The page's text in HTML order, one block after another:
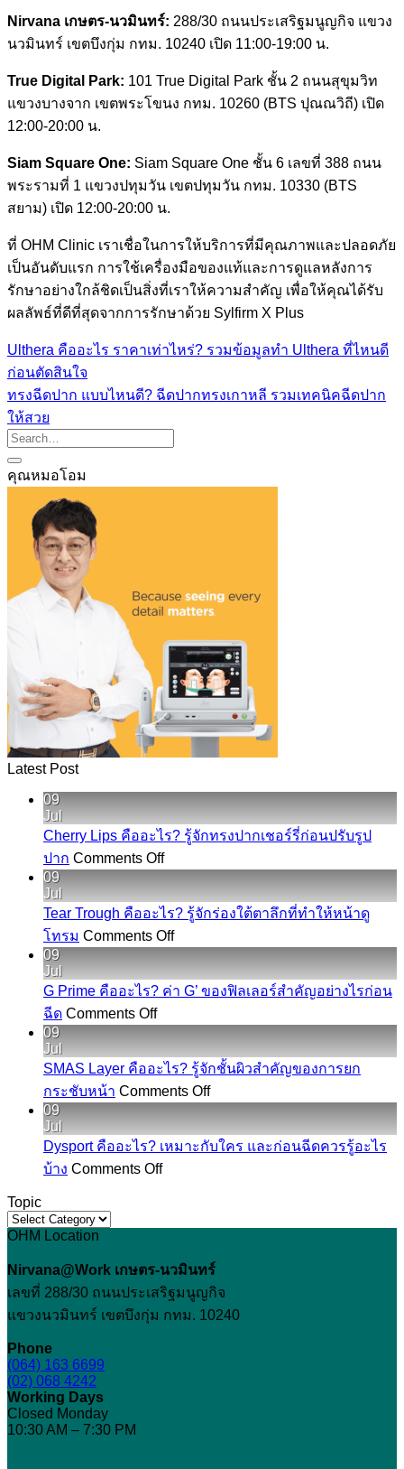
Nirvana เกษตร-นวมินทร์: 288/30 ถนนประเสริฐมนูญกิจ แขวง
นวมินทร์ เขตบึงกุ่ม กทม. 10240 เปิด 11:00-19:00 น.
True Digital Park: 101 True Digital Park ชั้น 2 ถนนสุขุมวิท
แขวงบางจาก เขตพระโขนง กทม. 10260 (BTS ปุณณวิถี) เปิด
12:00-20:00 น.
Siam Square One: Siam Square One ชั้น 6 เลขที่ 388 ถนน
พระรามที่ 1 แขวงปทุมวัน เขตปทุมวัน กทม. 10330 (BTS
สยาม) เปิด 12:00-20:00 น.
ที่ OHM Clinic เราเชื่อในการให้บริการที่มีคุณภาพและปลอดภัย
เป็นอันดับแรก การใช้เครื่องมือของแท้และการดูแลหลังการ
รักษาอย่างใกล้ชิดเป็นสิ่งที่เราให้ความสำคัญ เพื่อให้คุณได้รับ
ผลลัพธ์ที่ดีที่สุดจากการรักษาด้วย Sylfirm X Plus
Ulthera คืออะไร ราคาเท่าไหร่? รวมข้อมูลทำ Ulthera ที่ไหนดี
ก่อนตัดสินใจ
ทรงฉีดปาก แบบไหนดี? ฉีดปากทรงเกาหลี รวมเทคนิคฉีดปาก
ให้สวย
คุณหมอโอม
Latest Post
09
Jul
Cherry Lips คืออะไร? รู้จักทรงปากเชอร์รี่ก่อนปรับรูป
ปาก Comments Offon
Cherry
คือ
อะไร?
รู้จัก
ปาก
รี่
ก่อน
รูป
ปาก
09
Jul
Tear Trough คืออะไร? รู้จักร่องใต้ตาลึกที่ทำให้หน้าดู
โทรม Comments Offon
Tear
คือ
รู้จัก
ใต้
ตา
ที่
โทรม
09
Jul
G Prime คืออะไร? ค่า G’ ของฟิลเลอร์สำคัญอย่างไรก่อน
ฉีด Comments Offon
G
คือ
อะไร?
ค่า
ของ
ฟิล
ฉีด
09
Jul
SMAS Layer คืออะไร? รู้จักชั้นผิวสำคัญของการยก
กระชับหน้า Comments Offon
SMAS
คือ
ผิว
ของ
การ
ยก
09
Jul
Dysport คืออะไร? เหมาะกับใคร และก่อนฉีดควรรู้อะไร
บ้าง Comments Offon
กับ
ใคร
และ
Topic
Topic
OHM Location
Nirvana@Work เกษตร-นวมินทร์
เลขที่ 288/30 ถนนประเสริฐมนูญกิจ
แขวงนวมินทร์ เขตบึงกุ่ม กทม. 10240
Phone
(064) 163 6699
(02) 068 4242
Working Days
Closed Monday
10:30 AM – 7:30 PM